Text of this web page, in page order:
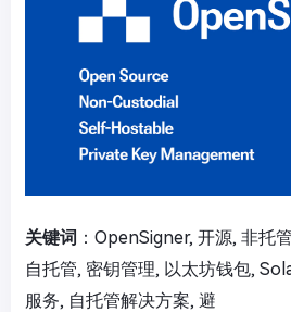
关键词 ：OpenSigner, 开源, 非托
自托管, 密钥管理, 以太坊钱包,
服务, 自托管解决方案, 避